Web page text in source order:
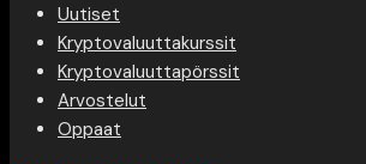
Uutiset
Kryptovaluuttakurssit
Kryptovaluuttapörssit
Arvostelut
Oppaat